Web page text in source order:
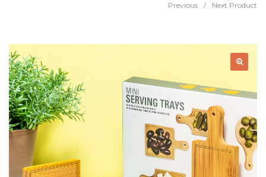
Previous / Next Product